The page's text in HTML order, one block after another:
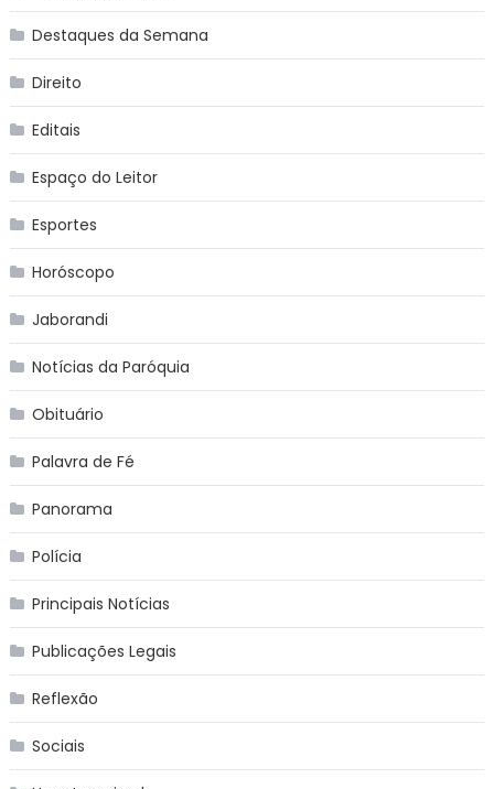
Destaques da Semana
Direito
Editais
Espaço do Leitor
Esportes
Horóscopo
Jaborandi
Notícias da Paróquia
Obituário
Palavra de Fé
Panorama
Polícia
Principais Notícias
Publicações Legais
Reflexão
Sociais